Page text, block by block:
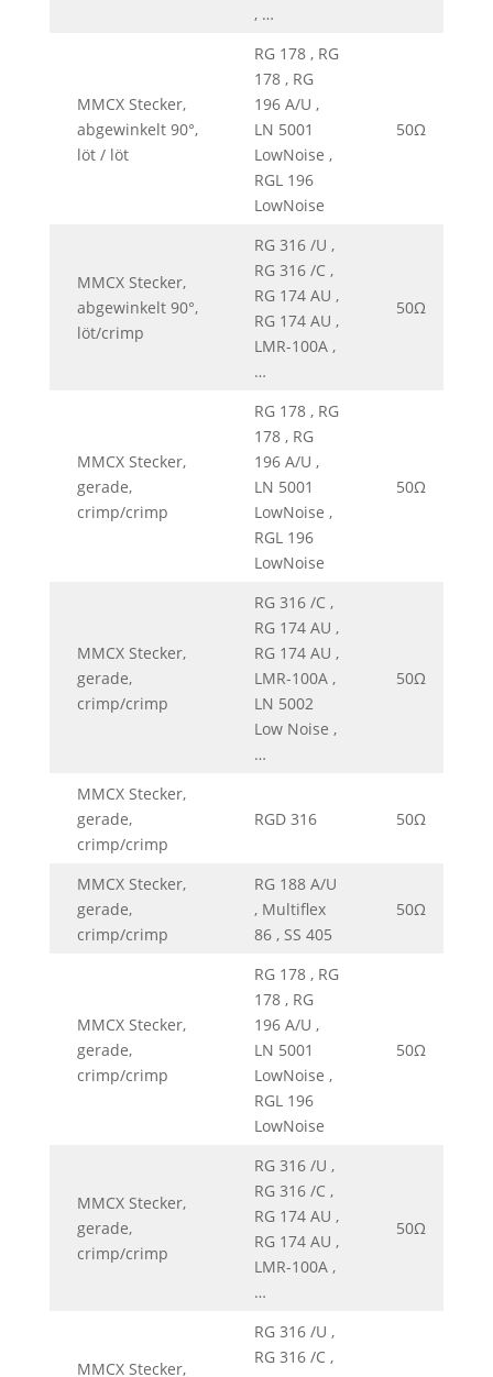
, …
MMCX Stecker,
abgewinkelt 90°,
löt / löt
RG 178 , RG
178 , RG
196 A/U ,
LN 5001
LowNoise ,
RGL 196
LowNoise
50Ω
MMCX Stecker,
abgewinkelt 90°,
löt/crimp
RG 316 /U ,
RG 316 /C ,
RG 174 AU ,
RG 174 AU ,
LMR-100A ,
…
50Ω
MMCX Stecker,
gerade,
crimp/crimp
RG 178 , RG
178 , RG
196 A/U ,
LN 5001
LowNoise ,
RGL 196
LowNoise
50Ω
MMCX Stecker,
gerade,
crimp/crimp
RG 316 /C ,
RG 174 AU ,
RG 174 AU ,
LMR-100A ,
LN 5002
Low Noise ,
…
50Ω
MMCX Stecker,
gerade,
crimp/crimp
RGD 316 50Ω
MMCX Stecker,
gerade,
crimp/crimp
RG 188 A/U
, Multiflex
86 , SS 405
50Ω
MMCX Stecker,
gerade,
crimp/crimp
RG 178 , RG
178 , RG
196 A/U ,
LN 5001
LowNoise ,
RGL 196
LowNoise
50Ω
MMCX Stecker,
gerade,
crimp/crimp
RG 316 /U ,
RG 316 /C ,
RG 174 AU ,
RG 174 AU ,
LMR-100A ,
…
50Ω
MMCX Stecker,
RG 316 /U ,
RG 316 /C ,